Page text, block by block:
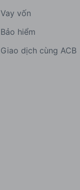
Vay vốn
Bảo hiểm
Giao dịch cùng ACB